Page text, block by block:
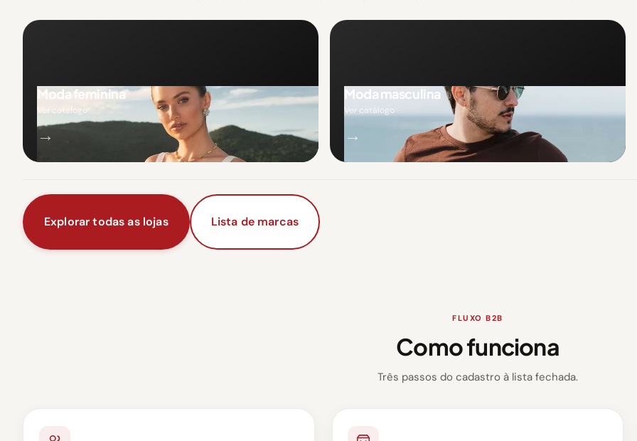
Moda feminina
Ver catálogo
→
Moda masculina
Ver catálogo
→
Explorar todas as lojas Lista de marcas
FLUXO B2B
Como funciona
Três passos do cadastro à lista fechada.